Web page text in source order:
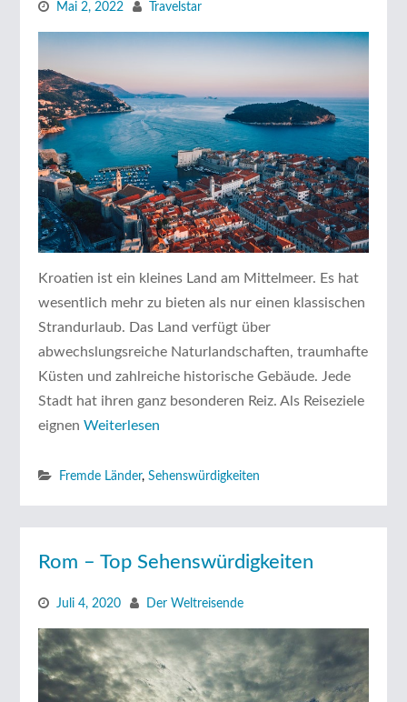
Mai 2, 2022 Travelstar
Kroatien ist ein kleines Land am Mittelmeer. Es hat
wesentlich mehr zu bieten als nur einen klassischen
Strandurlaub. Das Land verfügt über
abwechslungsreiche Naturlandschaften, traumhafte
Küsten und zahlreiche historische Gebäude. Jede
Stadt hat ihren ganz besonderen Reiz. Als Reiseziele
eignen Weiterlesen
Fremde Länder, Sehenswürdigkeiten
Rom – Top Sehenswürdigkeiten
Juli 4, 2020 Der Weltreisende